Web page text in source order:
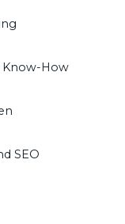
Know-How
SEO